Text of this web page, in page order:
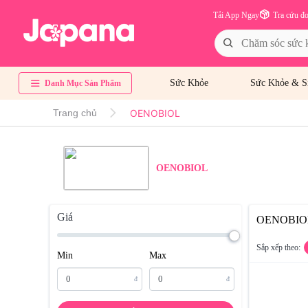
Tra cứu
Tải App Ngay
Danh Mục Sản Phẩm Sức Khỏe Sức Khỏe &
Trang chủ OENOBIOL
OENOBIOL
Giá
Min
đ
Max
đ
Sắp xếp theo: